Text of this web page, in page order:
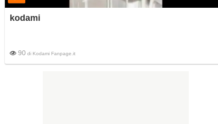
kodami
90 di Kodami Fanpage.it